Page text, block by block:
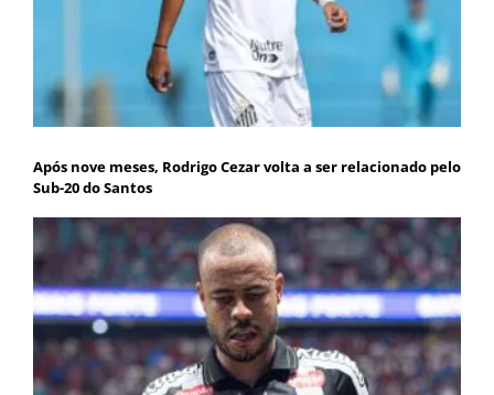
Após nove meses, Rodrigo Cezar volta a ser relacionado pelo
Sub-20 do Santos